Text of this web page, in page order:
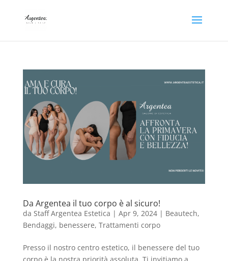
Da Argentea il tuo corpo è al sicuro!
da Staff Argentea Estetica | Apr 9, 2024| Beautech,
Bendaggi, benessere, Trattamenti corpo
Presso il nostro centro estetico, il benessere del tuo